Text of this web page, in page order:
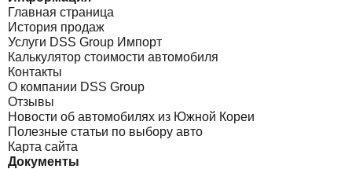
Главная страница
История продаж
Услуги DSS Group Импорт
Калькулятор стоимости автомобиля
Контакты
О компании DSS Group
Отзывы
Новости об автомобилях из Южной Кореи
Полезные статьи по выбору авто
Карта сайта
Документы